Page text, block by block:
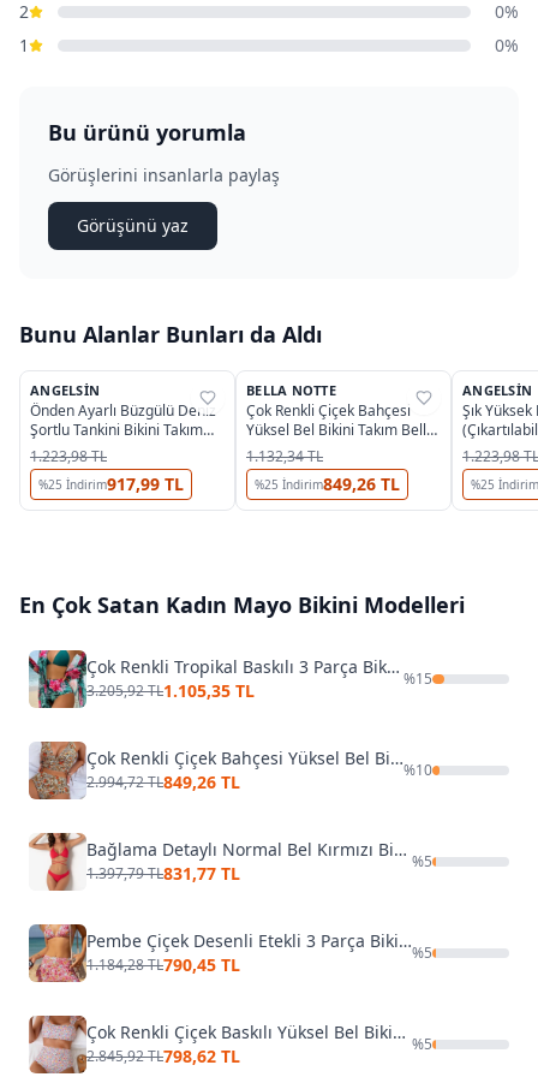
2
0%
1
0%
Bu ürünü yorumla
Görüşlerini insanlarla paylaş
Görüşünü yaz
Bunu Alanlar Bunları da Aldı
%35
ANGELSIN
Önden Ayarlı Büzgülü Deniz
Şortlu Tankini Bikini Takım
Siyah Angelsin MS4332
1.223,98 TL
%25 İndirim917,99 TL
%72
BELLA NOTTE
Çok Renkli Çiçek Bahçesi
Yüksel Bel Bikini Takım Bella
Notte M-9027
1.132,34 TL
%25 İndirim849,26 TL
%35
ANGELSIN
Şık
MS4097
1.223,98 TL
%25 İndirim
En Çok Satan Kadın Mayo Bikini Modelleri
Çok Renkli Tropikal Baskılı 3 Parça Bikini Takımı Bella Notte M-9007
3.205,92 TL1.105,35 TL
%15
Çok Renkli Çiçek Bahçesi Yüksel Bel Bikini Takım Bella Notte M-9027
2.994,72 TL849,26 TL
%10
Bağlama Detaylı Normal Bel Kırmızı Bikini Takım DoReMi 002-001000
1.397,79 TL831,77 TL
%5
Pembe Çiçek Desenli Etekli 3 Parça Bikini Takımı Bella Notte M-9005
1.184,28 TL790,45 TL
%5
Çok Renkli Çiçek Baskılı Yüksel Bel Bikini Takım Bella Notte M-9015
2.845,92 TL798,62 TL
%5